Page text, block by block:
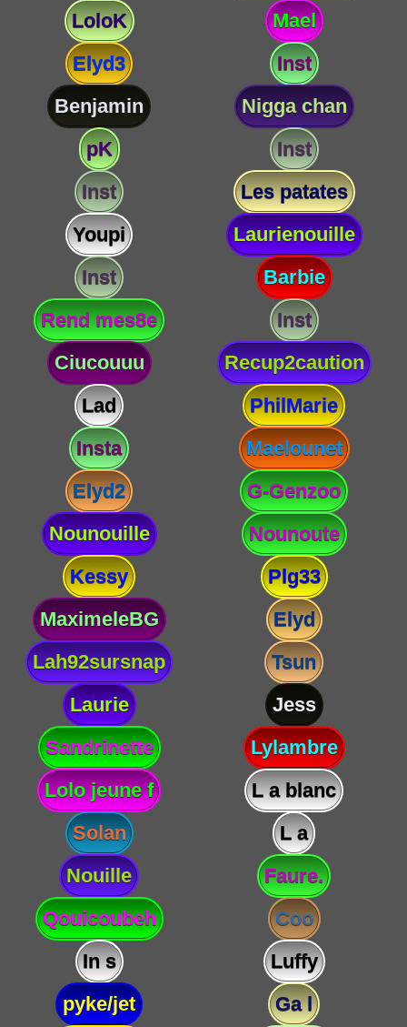
LoloK
Mael
Elyd3
Inst
Benjamin
Nigga chan
pK
Inst
Inst
Les patates
Youpi
Laurienouille
Inst
Barbie
Rend mes8e
Inst
Ciucouuu
Recup2caution
Lad
PhilMarie
Insta
Maelounet
Elyd2
G-Genzoo
Nounouille
Nounoute
Kessy
Plg33
MaximeleBG
Elyd
Lah92sursnap
Tsun
Laurie
Jess
Sandrinette
Lylambre
Lolo jeune f
L a blanc
Solan
L a
Nouille
Faure.
Qouicoubeh
Coo
In s
Luffy
pyke/jet
Ga l